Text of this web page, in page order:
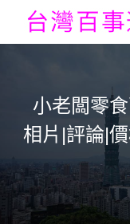
小老闆零
相片|評論|